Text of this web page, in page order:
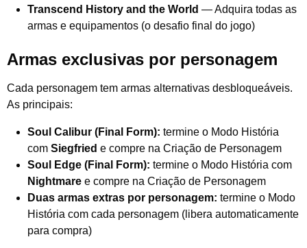
Transcend History and the World — Adquira todas as
armas e equipamentos (o desafio final do jogo)
Armas exclusivas por personagem
Cada personagem tem armas alternativas desbloqueáveis.
As principais:
Soul Calibur (Final Form): termine o Modo História
com Siegfried e compre na Criação de Personagem
Soul Edge (Final Form): termine o Modo História com
Nightmare e compre na Criação de Personagem
Duas armas extras por personagem: termine o Modo
História com cada personagem (libera automaticamente
para compra)